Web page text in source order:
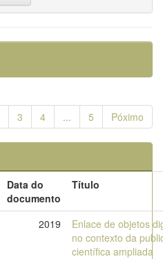
3 4 ... 5 Póximo
Data do
documento
Título
2019
Enlace de objetos
no contexto da
científica ampliada